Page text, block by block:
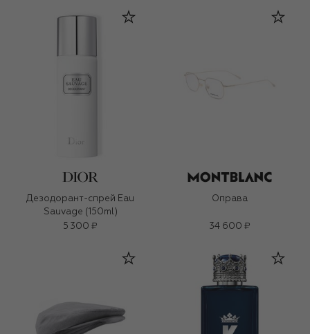
Дезодорант-спрей Eau
Sauvage (150ml)
5 300 ₽
Оправа
34 600 ₽